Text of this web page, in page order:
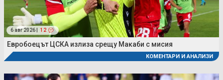
6 авг 2026 | 12
Евробоецът ЦСКА излиза срещу Макаби с мисия
КОМЕНТАРИ И АНАЛИЗИ